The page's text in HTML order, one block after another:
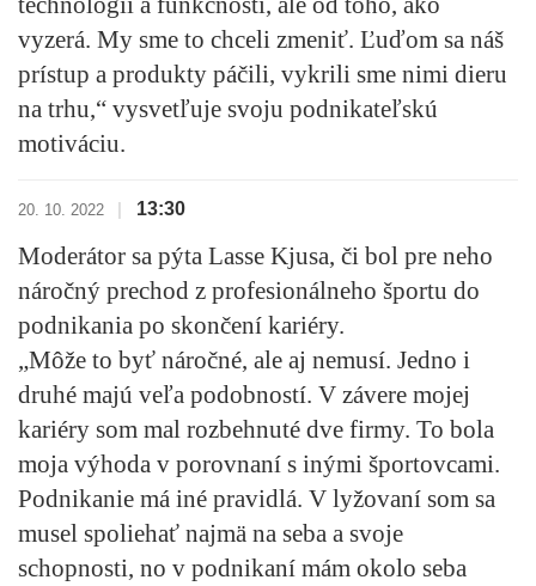
vyzerá. My sme to chceli zmeniť. Ľuďom sa náš
prístup a produkty páčili, vykrili sme nimi dieru
na trhu,“ vysvetľuje svoju podnikateľskú
motiváciu.
20. 10. 2022 13:30
Moderátor sa pýta Lasse Kjusa, či bol pre neho
náročný prechod z profesionálneho športu do
podnikania po skončení kariéry.
„Môže to byť náročné, ale aj nemusí. Jedno i
druhé majú veľa podobností. V závere mojej
kariéry som mal rozbehnuté dve firmy. To bola
moja výhoda v porovnaní s inými športovcami.
Podnikanie má iné pravidlá. V lyžovaní som sa
musel spoliehať najmä na seba a svoje
schopnosti, no v podnikaní mám okolo seba